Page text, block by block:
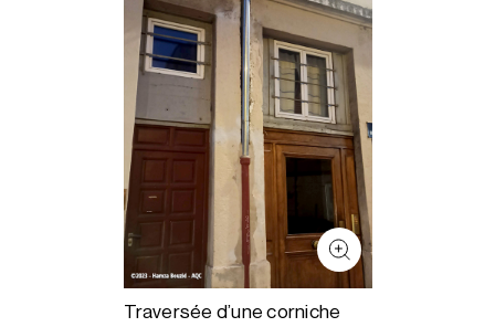
Traversée d’une corniche